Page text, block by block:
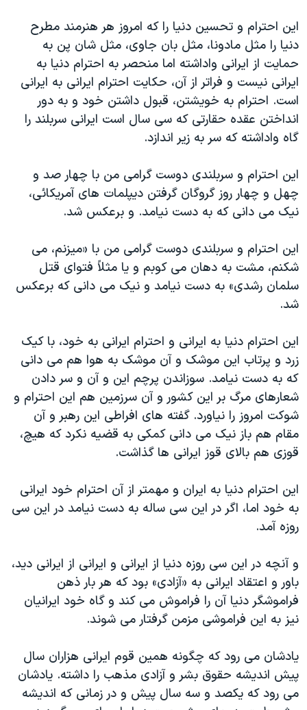
صفحه‌های ویژه
سفر پرزیدنت ترامپ به چین
این احترام و تحسین دنیا را که امروز هر هنرمند مطرح
دنيا را مثل مادونا، مثل بان جاوی، مثل شان پن به
حمایت از ایرانی واداشته اما منحصر به احترام دنیا به
ایرانی نیست و فراتر از آن، حکایت احترام ایرانی به ایرانی
است. احترام به خویشتن، قبول داشتن خود و به دور
انداختن عقده حقارتی که سی سال است ایرانی سربلند را
گاه واداشته که سر به زیر اندازد.
این احترام و سربلندی دوست گرامی من با چهار صد و
چهل و چهار روز گروگان گرفتن دیپلمات های آمریکائی،
نیک می دانی که به دست نیامد. و برعکس شد.
این احترام و سربلندی دوست گرامی من با «میزنم، می
شکنم، مشت به دهان می کوبم و یا مثلاً فتوای قتل
سلمان رشدی» به دست نیامد و نیک می دانی که برعکس
شد.
این احترام دنیا به ایرانی و احترام ایرانی به خود، با کیک
زرد و پرتاب این موشک و آن موشک به هوا هم می دانی
که به دست نیامد. سوزاندن پرچم این و آن و سر دادن
شعارهای مرگ بر این کشور و آن سرزمین هم این احترام و
شوکت امروز را نیاورد. گفته های افراطی این رهبر و آن
مقام هم باز نیک می دانی کمکی به قضیه نکرد که هیچ،
قوزی هم بالای قوز ایرانی ها گذاشت.
این احترام دنیا به ایران و مهمتر از آن احترام خود ایرانی
به خود اما، اگر در این سی ساله به دست نیامد در این سی
روزه آمد.
و آنچه در این سی روزه دنیا از ایرانی و ایرانی از ایرانی دید،
باور و اعتقاد ایرانی به «آزادی» بود که هر بار ذهن
فراموشگر دنیا آن را فراموش می کند و گاه خود ایرانیان
نیز به این فراموشی مزمن گرفتار می شوند.
یادشان می رود که چگونه همین قوم ایرانی هزاران سال
پیش اندیشه حقوق بشر و آزادی مذهب را داشته. یادشان
می رود که یکصد و سه سال پیش و در زمانی که اندیشه